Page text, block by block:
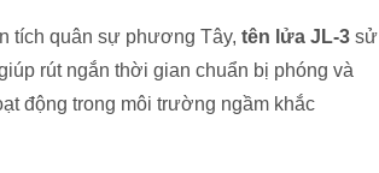
tích quân sự phương Tây, tên lửa JL-3 sử
rút ngắn thời gian chuẩn bị phóng và
động trong môi trường ngầm khắc